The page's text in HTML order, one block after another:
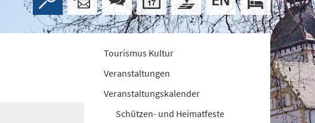
Tourismus Kultur
Veranstaltungen
Veranstaltungskalender
Schützen- und Heimatfeste